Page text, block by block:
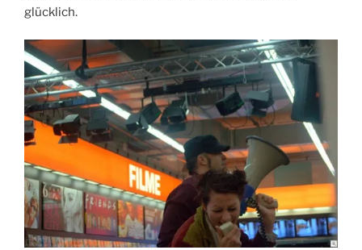
glücklich.